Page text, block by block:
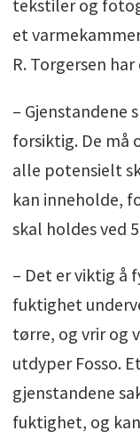
tekstiler og
et
R. Torgersen
– Gjenstandene
forsiktig. De må
alle potensielt
kan inneholde,
skal holdes ved
– Det er viktig å
fuktighet
tørre, og vrir og
utdyper Fosso.
gjenstandene
fuktighet, og